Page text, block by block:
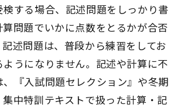
する場合、記述問題をしっかり書
問題でいかに点数をとるかが合否
述問題は、普段から練習をしてお
うになりません。記述や計算に不
『入試問題セレクション』や冬期
中特訓テキストで扱った計算・記